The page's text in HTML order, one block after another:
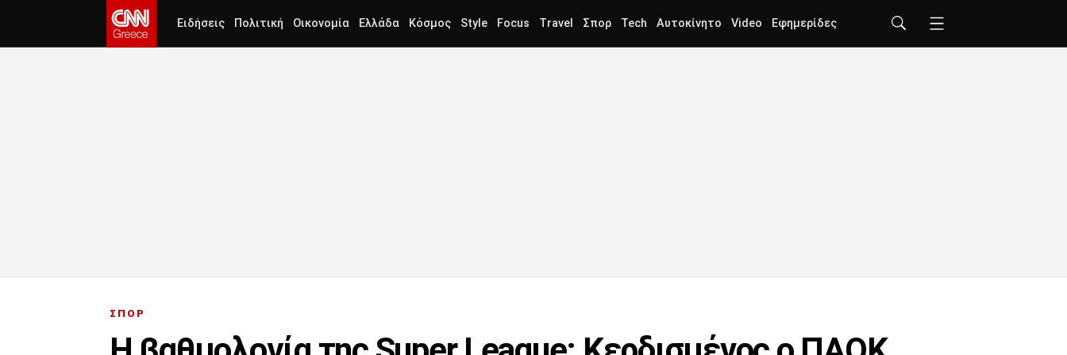
Ειδήσεις Πολιτική Οικονομία Ελλάδα Κόσμος Style Focus Travel Σπορ Tech Αυτοκίνητο Video Εφημερίδες
ΣΠΟΡ